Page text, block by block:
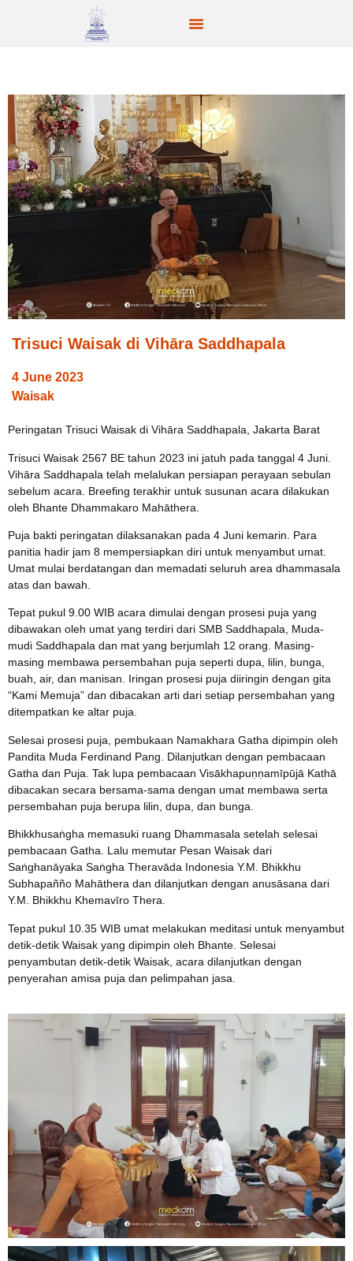
Trisuci Waisak di Vihāra Saddhapala
4 June 2023
Waisak
Peringatan Trisuci Waisak di Vihāra Saddhapala, Jakarta Barat
Trisuci Waisak 2567 BE tahun 2023 ini jatuh pada tanggal 4 Juni.
Vihāra Saddhapala telah melalukan persiapan perayaan sebulan
sebelum acara. Breefing terakhir untuk susunan acara dilakukan
oleh Bhante Dhammakaro Mahāthera.
Puja bakti peringatan dilaksanakan pada 4 Juni kemarin. Para
panitia hadir jam 8 mempersiapkan diri untuk menyambut umat.
Umat mulai berdatangan dan memadati seluruh area dhammasala
atas dan bawah.
Tepat pukul 9.00 WIB acara dimulai dengan prosesi puja yang
dibawakan oleh umat yang terdiri dari SMB Saddhapala, Muda-
mudi Saddhapala dan mat yang berjumlah 12 orang. Masing-
masing membawa persembahan puja seperti dupa, lilin, bunga,
buah, air, dan manisan. Iringan prosesi puja diiringin dengan gita
“Kami Memuja” dan dibacakan arti dari setiap persembahan yang
ditempatkan ke altar puja.
Selesai prosesi puja, pembukaan Namakhara Gatha dipimpin oleh
Pandita Muda Ferdinand Pang. Dilanjutkan dengan pembacaan
Gatha dan Puja. Tak lupa pembacaan Visākhapuṇṇamīpūjā Kathā
dibacakan secara bersama-sama dengan umat membawa serta
persembahan puja berupa lilin, dupa, dan bunga.
Bhikkhusaṅgha memasuki ruang Dhammasala setelah selesai
pembacaan Gatha. Lalu memutar Pesan Waisak dari
Saṅghanāyaka Saṅgha Theravāda Indonesia Y.M. Bhikkhu
Subhapañño Mahāthera dan dilanjutkan dengan anusāsana dari
Y.M. Bhikkhu Khemavīro Thera.
Tepat pukul 10.35 WIB umat melakukan meditasi untuk menyambut
detik-detik Waisak yang dipimpin oleh Bhante. Selesai
penyambutan detik-detik Waisak, acara dilanjutkan dengan
penyerahan amisa puja dan pelimpahan jasa.